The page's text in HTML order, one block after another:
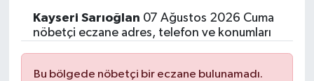
Kayseri Sarıoğlan 07 Ağustos 2026 Cuma
nöbetçi eczane adres, telefon ve konumları
Bu bölgede nöbetçi bir eczane bulunamadı.